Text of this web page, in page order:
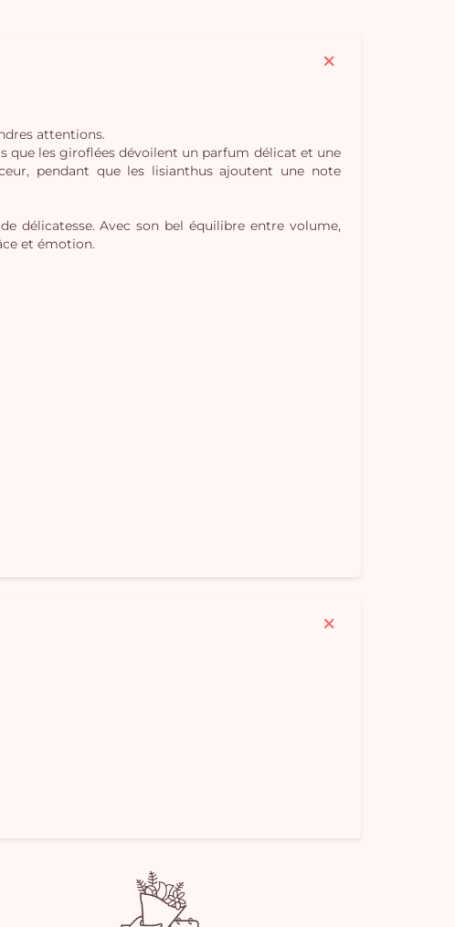
attentions.
que les giroflées dévoilent un parfum délicat et une
pendant que les lisianthus ajoutent une note
délicatesse. Avec son bel équilibre entre volume,
et émotion.